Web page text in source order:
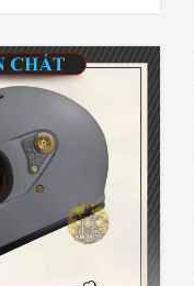
cụt ngón
Găng dài ngón
TAY
đỡ điện thoại
BẢO HỘ